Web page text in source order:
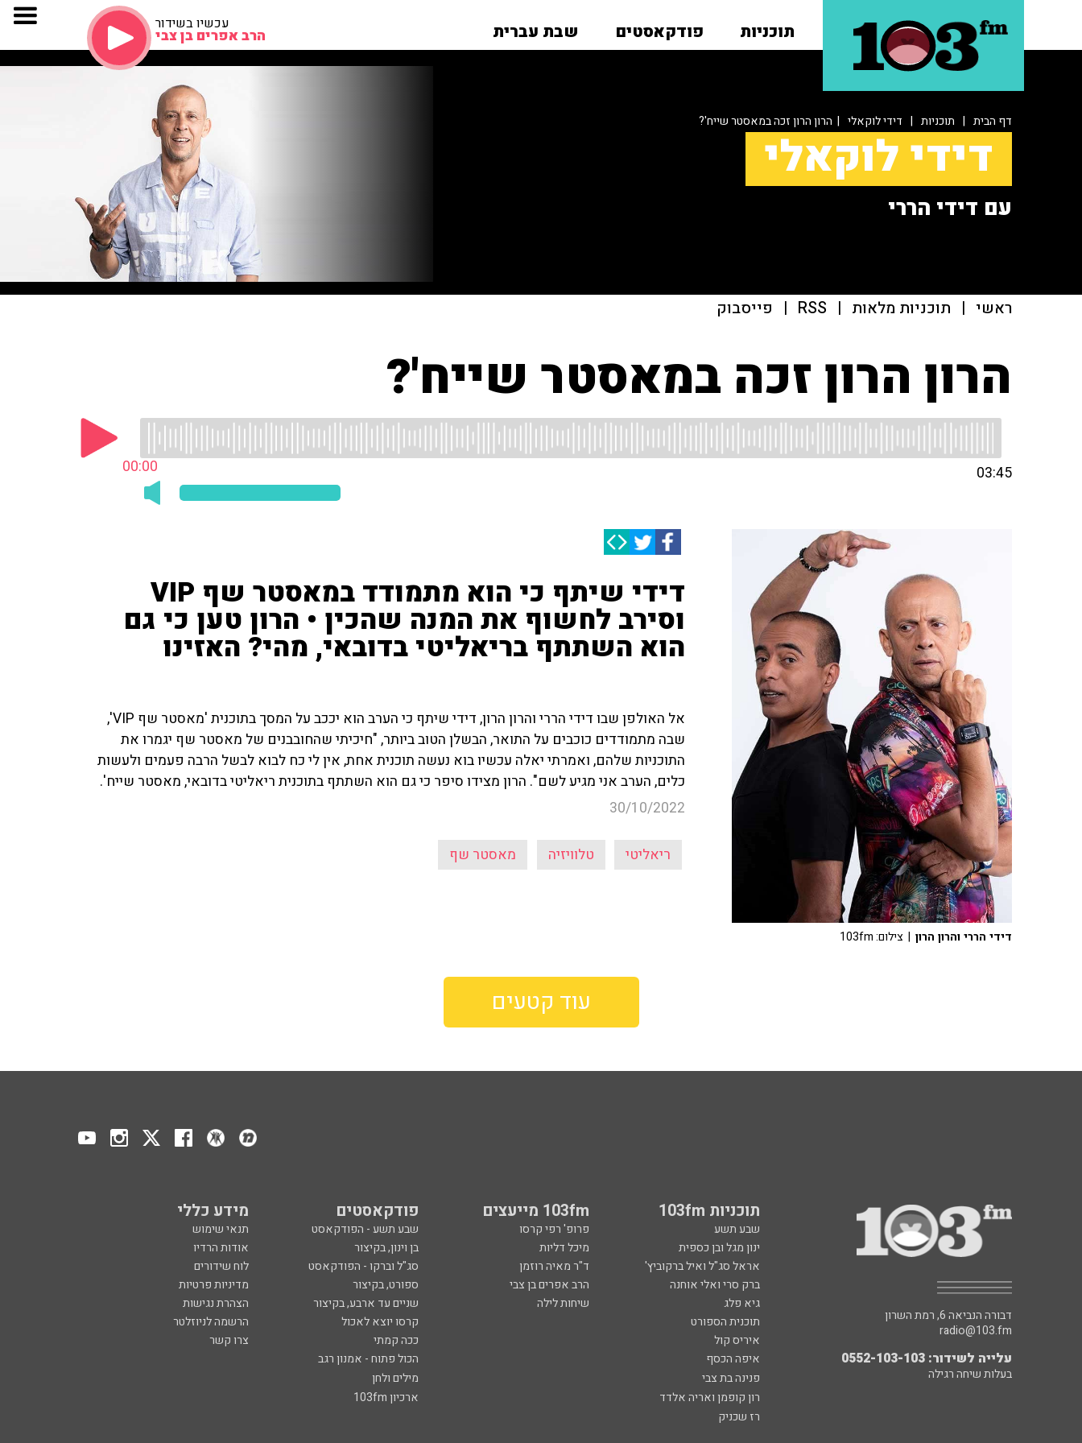
תוכניות פודקאסטים שבת עברית עכשיו בשידור
הרב אפרים בן צבי
דף הבית | תוכניות | דידי לוקאלי | הרון הרון זכה במאסטר שייח'?
דידי לוקאלי
עם דידי הררי
ראשי | תוכניות מלאות |
RSS
| פייסבוק
הרון הרון זכה במאסטר שייח'?
00:00 03:45
דידי שיתף כי הוא מתמודד במאסטר שף VIP
וסירב לחשוף את המנה שהכין • הרון טען כי גם
הוא השתתף בריאליטי בדובאי, מהי? האזינו
אל האולפן שבו דידי הררי והרון הרון, דידי שיתף כי הערב הוא יככב על המסך בתוכנית 'מאסטר שף VIP',
שבה מתמודדים כוכבים על התואר, הבשלן הטוב ביותר, "חיכיתי שהחובבנים של מאסטר שף יגמרו את
התוכניות שלהם, ואמרתי יאלה עכשיו בוא נעשה תוכנית אחת, אין לי כח לבוא לבשל הרבה פעמים ולעשות
כלים, הערב אני מגיע לשם". הרון מצידו סיפר כי גם הוא השתתף בתוכנית ריאליטי בדובאי, מאסטר שייח'.
30/10/2022
ריאליטי טלוויזיה מאסטר שף
דידי הררי והרון הרון | צילום: 103fm
עוד קטעים
תוכניות 103fm 103fm מייעצים פודקאסטים מידע כללי
שבע תשע פרופ' רפי קרסו שבע תשע - הפודקאסט
תנאי שימוש
ינון מגל ובן כספית
מיכל דליות בן וינון, בקיצור
אודות הרדיו
אראל סג"ל ואיל ברקוביץ'
ד"ר מאיה רוזמן סג"ל וברקו - הפודקאסט
לוח שידורים
ברק סרי ואלי אוחנה
הרב אפרים בן צבי ספורט, בקיצור
מדיניות פרטיות
גיא פלג
שיחות לילה שניים עד ארבע, בקיצור
הצהרת נגישות
תוכנית הספורט
קרסו יוצא לאכול
הרשמה לניוזלטר
איריס קול
ככה קמתי
צרו קשר
איפה הכסף
הכול פתוח - אמנון רגב
פנינה בת צבי
מילים ולחן
רון קופמן ואריה אלדד
ארכיון 103fm
רז שכניק
דבורה הנביאה 6, רמת השרון
radio@103.fm
עלייה לשידור: 0552-103-103
בעלות שיחה רגילה